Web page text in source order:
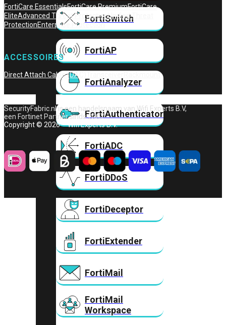
FortiSwitch
FortiAP
FortiAnalyzer
FortiAuthenticator
FortiADC
FortiDDoS
FortiDeceptor
FortiExtender
FortiMail
FortiMail
Workspace
FortiCare EssentialsFortiCare PremiumFortiCare
EliteAdvanced Threat ProtectionUnified Threat
ProtectionEnterprise Protection
ACCESSOIRES
Direct Attach Cable (DAC) Rackmount
SecurityFabric.nl is een handelsnaam van Wifi Experts B.V,
een Fortinet Partner sinds 2007.
Copyright © 2026 – Wifi Experts B.V.